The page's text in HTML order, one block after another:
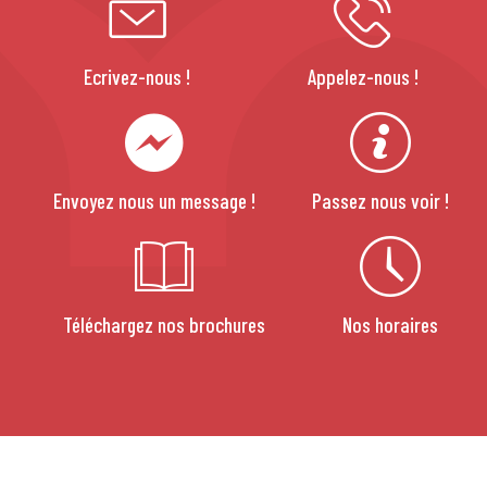
Ecrivez-nous ! Appelez-nous !
Envoyez nous un message ! Passez nous voir !
Téléchargez nos brochures Nos horaires